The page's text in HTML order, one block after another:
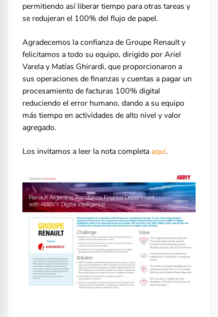
permitiendo así liberar tiempo para otras tareas y
se redujeran el 100% del flujo de papel.
Agradecemos la confianza de Groupe Renault y
felicitamos a todo su equipo, dirigido por Ariel
Varela y Matías Ghirardi, que proporcionaron a
sus operaciones de finanzas y cuentas a pagar un
procesamiento de facturas 100% digital
reduciendo el error humano, dando a su equipo
más tiempo en actividades de alto nivel y valor
agregado.
Los invitamos a leer la nota completa aquí.